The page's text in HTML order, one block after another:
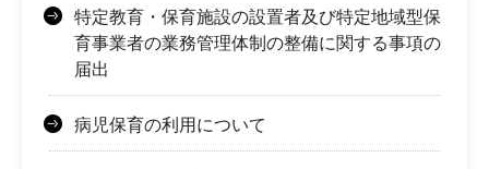
特定教育・保育施設の設置者及び特定地域型保
育事業者の業務管理体制の整備に関する事項の
届出
病児保育の利用について